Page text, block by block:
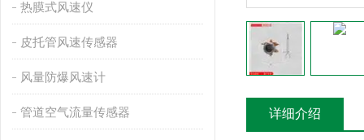
热膜式风速仪
皮托管风速传感器
风量防爆风速计
管道空气流量传感器 详细介绍